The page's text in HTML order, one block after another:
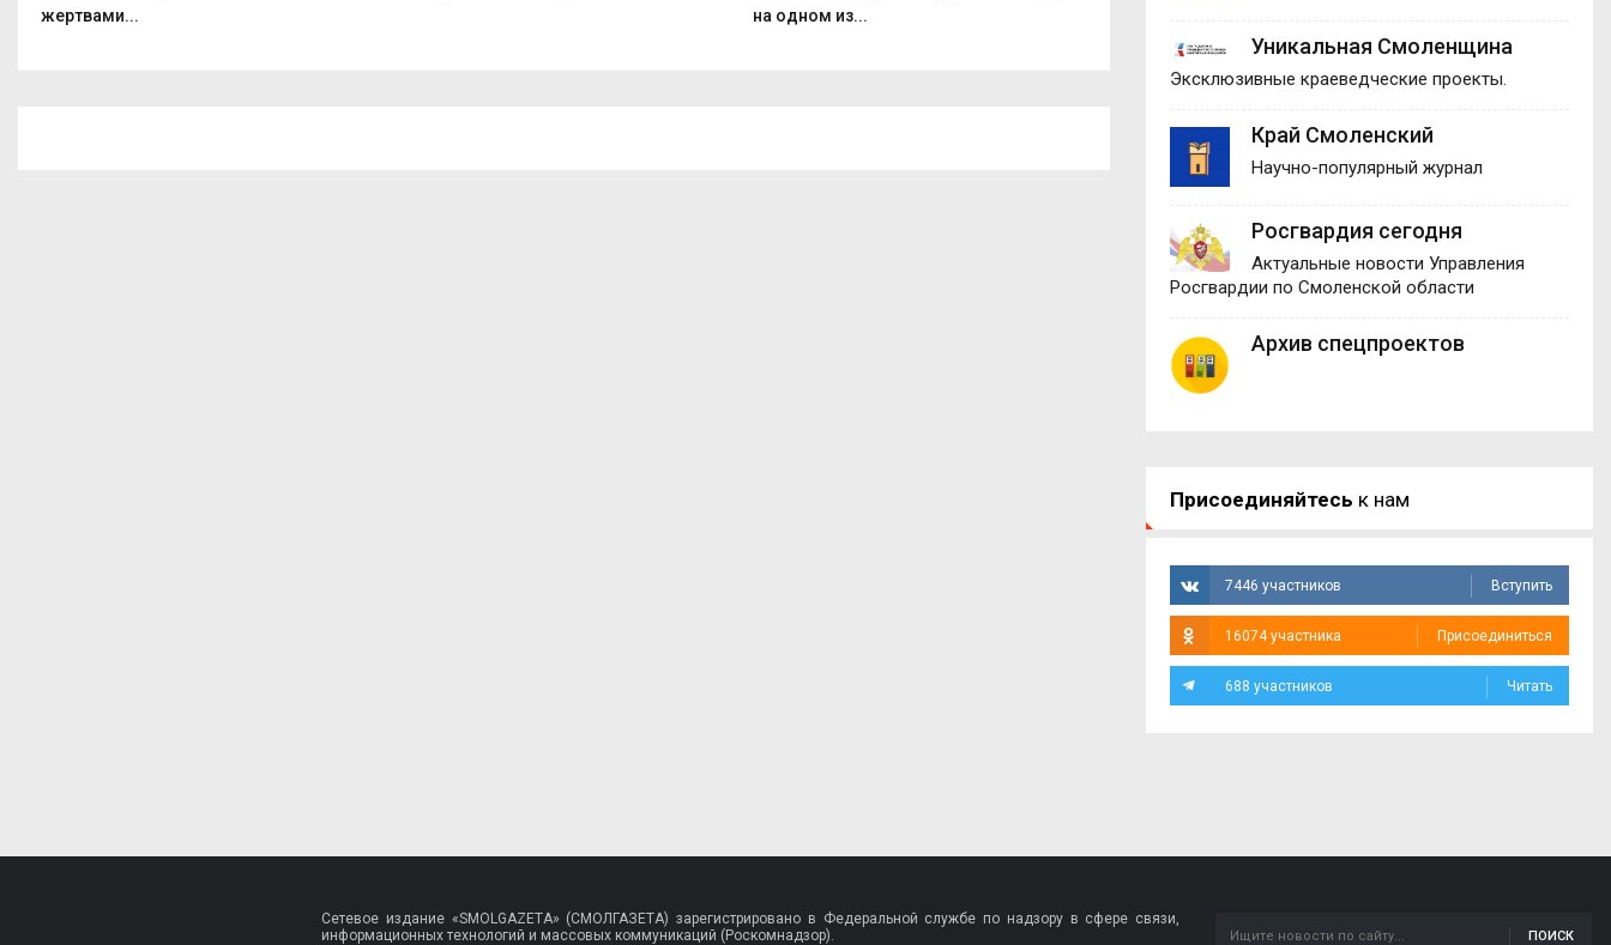
жертвами...
на одном из...
Уникальная Смоленщина
Эксклюзивные краеведческие проекты.
Край Смоленский
Научно-популярный журнал
Росгвардия сегодня
Актуальные новости Управления
Росгвардии по Смоленской области
Архив спецпроектов
Присоединяйтесь к нам
7446 участников Вступить
16074 участника Присоединиться
688 участников Читать
Сетевое издание «SMOLGAZETA» (СМОЛГАЗЕТА) зарегистрировано в Федеральной службе по надзору в сфере связи,
информационных технологий и массовых коммуникаций (Роскомнадзор).
ПОИСК